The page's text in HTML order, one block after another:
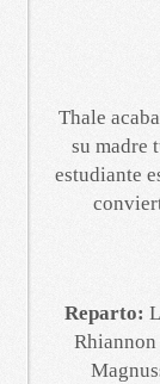
Thale
su madre
estudiante
Reparto: